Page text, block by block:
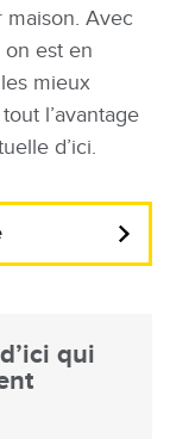
Avec
est en
mieux
l’avantage
d’ici.
qui